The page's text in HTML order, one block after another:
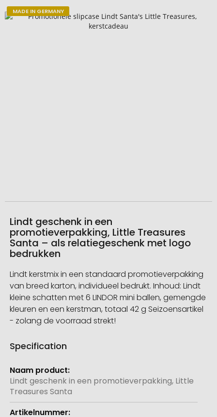
Naar
afbeeldingengalerij
MADE IN GERMANY
Lindt geschenk in een
promotieverpakking, Little Treasures
Santa – als relatiegeschenk met logo
bedrukken
Lindt kerstmix in een standaard promotieverpakking
van breed karton, individueel bedrukt. Inhoud: Lindt
kleine schatten met 6 LINDOR mini ballen, gemengde
kleuren en een kerstman, totaal 42 g Seizoensartikel
- zolang de voorraad strekt!
Specification
Meer
informatie
Lindt geschenk in een promotieverpakking, Little
Treasures Santa